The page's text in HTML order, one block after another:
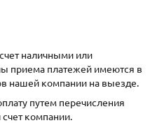
наличными или
приема платежей имеются в
нашей компании на выезде.
путем перечисления
компании.